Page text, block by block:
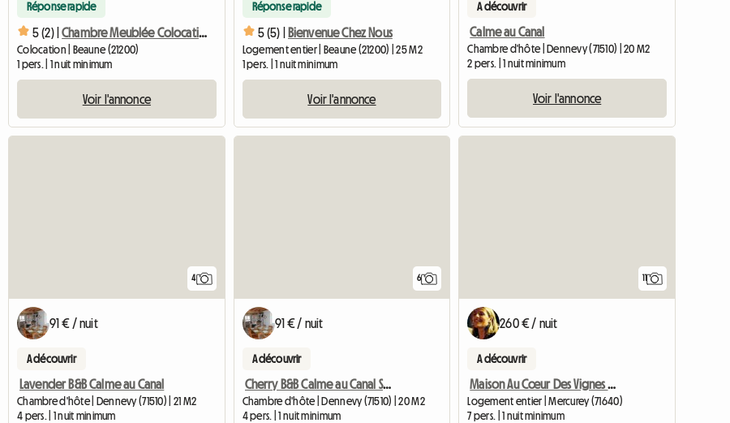
Réponse rapide
5 (2) | Chambre Meublée Colocation
Colocation | Beaune (21200)
1 pers. | 1 nuit minimum
Voir l'annonce
Réponse rapide
5 (5) | Bienvenue Chez Nous
Logement entier | Beaune (21200) | 25 M2
1 pers. | 1 nuit minimum
Voir l'annonce
A découvrir
Calme au Canal
Chambre d'hôte | Dennevy (71510) | 20 M2
2 pers. | 1 nuit minimum
Voir l'annonce
4
91 € / nuit
A découvrir
Lavender B&B Calme au Canal
Chambre d'hôte | Dennevy (71510) | 21 M2
4 pers. | 1 nuit minimum
6
91 € / nuit
A découvrir
Cherry B&B Calme au Canal Saône et Loire
Chambre d'hôte | Dennevy (71510) | 20 M2
4 pers. | 1 nuit minimum
11
260 € / nuit
A découvrir
Maison Au Cœur Des Vignes En Bourgogne
Logement entier | Mercurey (71640)
7 pers. | 1 nuit minimum